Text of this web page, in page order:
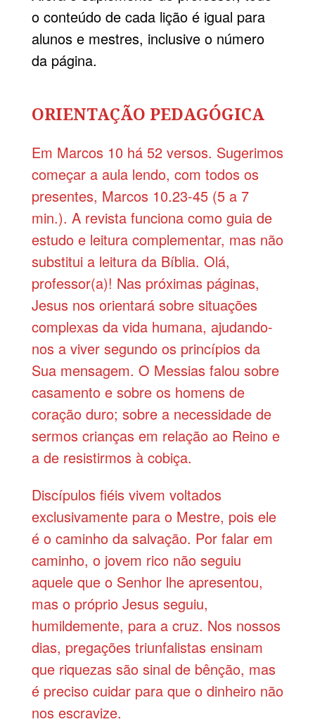
o conteúdo de cada lição é igual para
alunos e mestres, inclusive o número
da página.
ORIENTAÇÃO PEDAGÓGICA
Em Marcos 10 há 52 versos. Sugerimos
começar a aula lendo, com todos os
presentes, Marcos 10.23-45 (5 a 7
min.). A revista funciona como guia de
estudo e leitura complementar, mas não
substitui a leitura da Bíblia. Olá,
professor(a)! Nas próximas páginas,
Jesus nos orientará sobre situações
complexas da vida humana, ajudando-
nos a viver segundo os princípios da
Sua mensagem. O Messias falou sobre
casamento e sobre os homens de
coração duro; sobre a necessidade de
sermos crianças em relação ao Reino e
a de resistirmos à cobiça.
Discípulos fiéis vivem voltados
exclusivamente para o Mestre, pois ele
é o caminho da salvação. Por falar em
caminho, o jovem rico não seguiu
aquele que o Senhor lhe apresentou,
mas o próprio Jesus seguiu,
humildemente, para a cruz. Nos nossos
dias, pregações triunfalistas ensinam
que riquezas são sinal de bênção, mas
é preciso cuidar para que o dinheiro não
nos escravize.